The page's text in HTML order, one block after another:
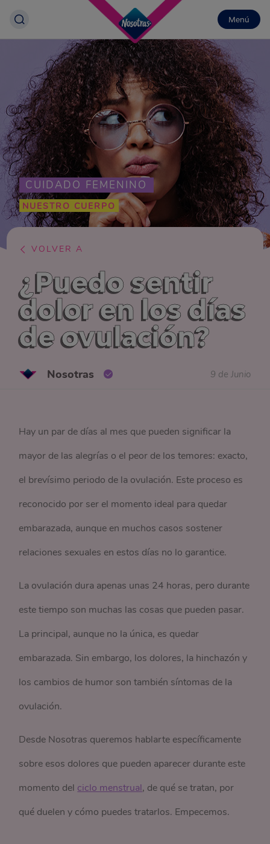
Menú
CUIDADO FEMENINO
NUESTRO CUERPO
VOLVER A
¿Puedo sentir
dolor en los días
de ovulación?
Nosotras 9 de Junio
Hay un par de días al mes que pueden significar la
mayor de las alegrías o el peor de los temores: exacto,
el brevísimo periodo de la ovulación. Este proceso es
reconocido por ser el momento ideal para quedar
embarazada, aunque en muchos casos sostener
relaciones sexuales en estos días no lo garantice.
La ovulación dura apenas unas 24 horas, pero durante
este tiempo son muchas las cosas que pueden pasar.
La principal, aunque no la única, es quedar
embarazada. Sin embargo, los dolores, la hinchazón y
los cambios de humor son también síntomas de la
ovulación.
Desde Nosotras queremos hablarte específicamente
sobre esos dolores que pueden aparecer durante este
momento del ciclo menstrual, de qué se tratan, por
qué duelen y cómo puedes tratarlos. Empecemos.